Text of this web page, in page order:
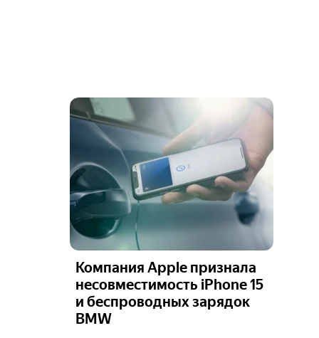
Компания Apple признала
несовместимость iPhone 15
и беспроводных зарядок
BMW